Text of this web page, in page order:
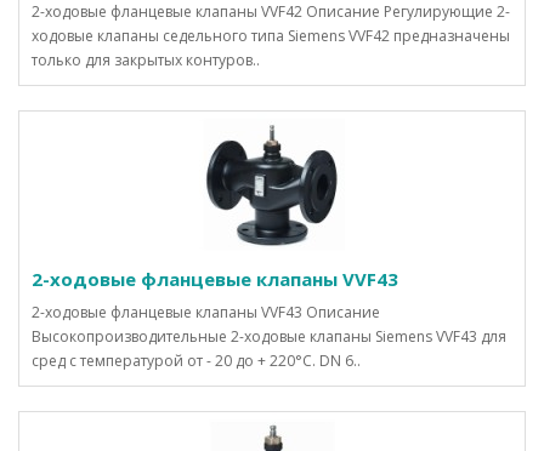
2-ходовые фланцевые клапаны VVF42 Описание Регулирующие 2-
ходовые клапаны седельного типа Siemens VVF42 предназначены
только для закрытых контуров..
2-ходовые фланцевые клапаны VVF43
2-ходовые фланцевые клапаны VVF43 Описание
Высокопроизводительные 2-ходовые клапаны Siemens VVF43 для
сред с температурой от - 20 до + 220°C. DN 6..